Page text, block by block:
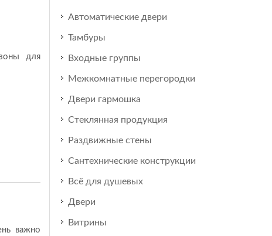
для
важно
Автоматические двери
Тамбуры
Входные группы
Межкомнатные перегородки
Двери гармошка
Стеклянная продукция
Раздвижные стены
Сантехнические конструкции
Всё для душевых
Двери
Витрины